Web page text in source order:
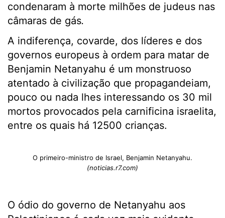
condenaram à morte milhões de judeus nas
câmaras de gás.
A indiferença, covarde, dos líderes e dos
governos europeus à ordem para matar de
Benjamin Netanyahu é um monstruoso
atentado à civilização que propagandeiam,
pouco ou nada lhes interessando os 30 mil
mortos provocados pela carnificina israelita,
entre os quais há 12500 crianças.
O primeiro-ministro de Israel, Benjamin Netanyahu.
(noticias.r7.com)
O ódio do governo de Netanyahu aos